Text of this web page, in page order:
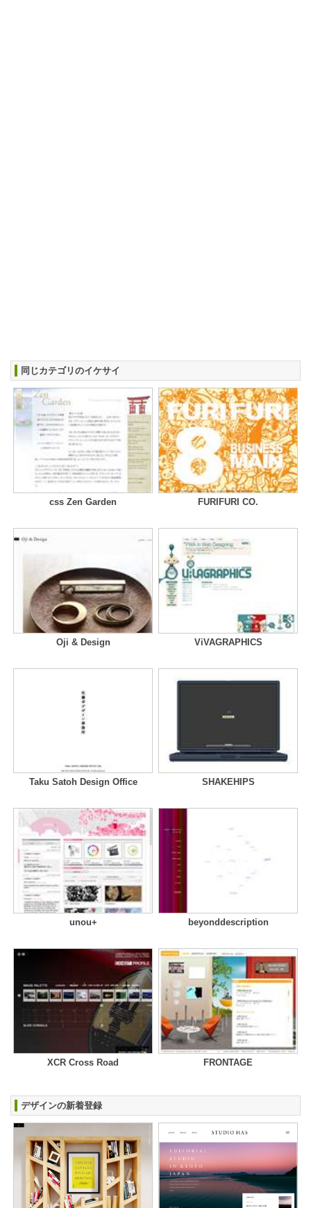
同じカテゴリのイケサイ
css Zen Garden FURIFURI CO.
Oji & Design ViVAGRAPHICS
Taku Satoh Design Office SHAKEHIPS
unou+ beyonddescription
XCR Cross Road FRONTAGE
デザインの新着登録